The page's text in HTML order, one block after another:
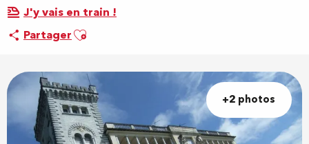
J'y vais en train !
PartagerAjouter aux favoris
+2 photos